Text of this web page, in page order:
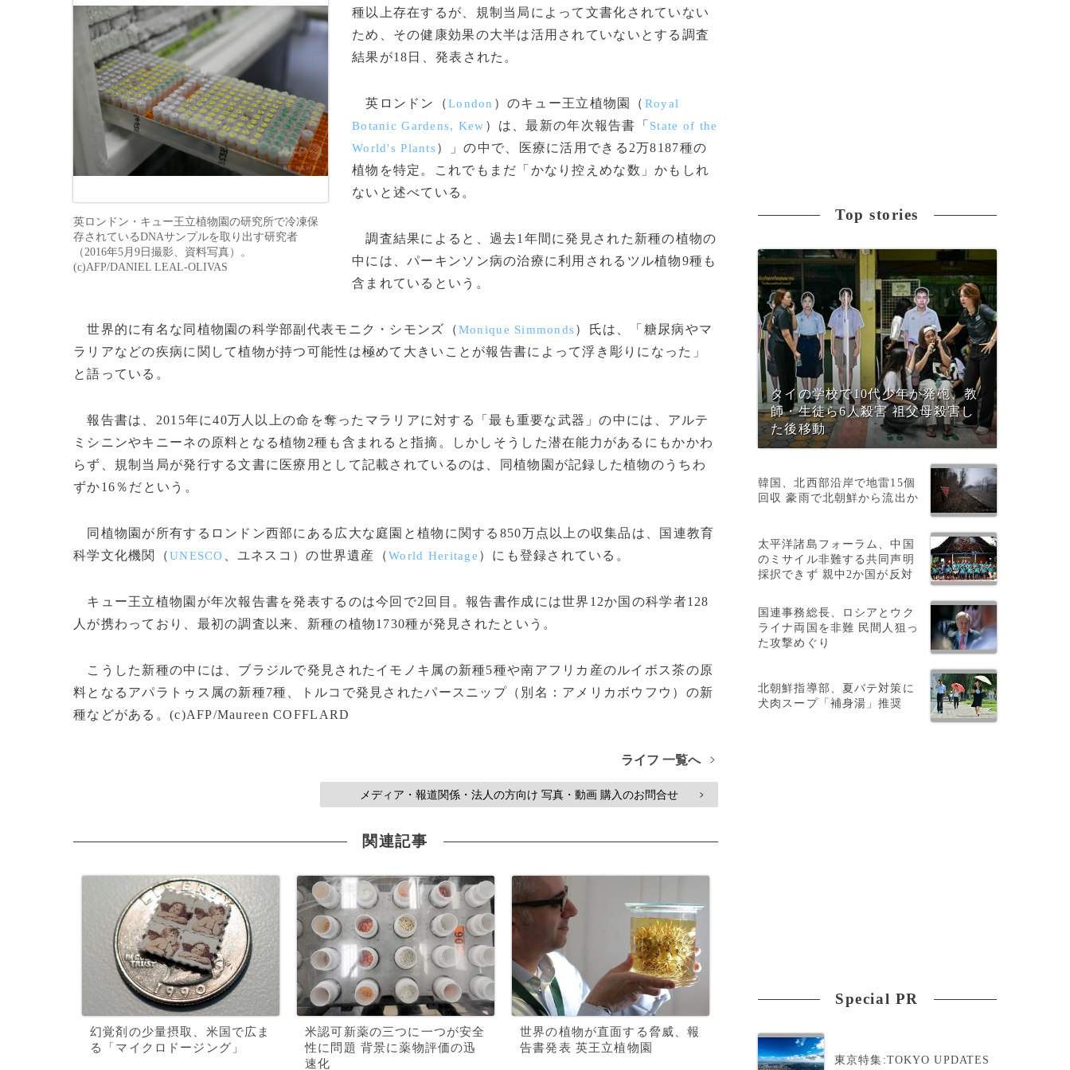
英ロンドン・キュー王立植物園の研究所で冷凍保
存されているDNAサンプルを取り出す研究者
（2016年5月9日撮影、資料写真）。
(c)AFP/DANIEL LEAL-OLIVAS
種以上存在するが、規制当局によって文書化されていない
ため、その健康効果の大半は活用されていないとする調査
結果が18日、発表された。
英ロンドン（London ）のキュー王立植物園（ Royal
Botanic Gardens, Kew ）は、最新の年次報告書「 State of the
World's Plants）」の中で、医療に活用できる2万8187種の
植物を特定。これでもまだ「かなり控えめな数」かもしれ
ないと述べている。
調査結果によると、過去1年間に発見された新種の植物の
中には、パーキンソン病の治療に利用されるツル植物9種も
含まれているという。
世界的に有名な同植物園の科学部副代表モニク・シモンズ（Monique Simmonds）氏は、「糖尿病やマ
ラリアなどの疾病に関して植物が持つ可能性は極めて大きいことが報告書によって浮き彫りになった」
と語っている。
報告書は、2015年に40万人以上の命を奪ったマラリアに対する「最も重要な武器」の中には、アルテ
ミシニンやキニーネの原料となる植物2種も含まれると指摘。しかしそうした潜在能力があるにもかかわ
らず、規制当局が発行する文書に医療用として記載されているのは、同植物園が記録した植物のうちわ
ずか16％だという。
同植物園が所有するロンドン西部にある広大な庭園と植物に関する850万点以上の収集品は、国連教育
科学文化機関（UNESCO 、ユネスコ）の世界遺産（World Heritage ）にも登録されている。
キュー王立植物園が年次報告書を発表するのは今回で2回目。報告書作成には世界12か国の科学者128
人が携わっており、最初の調査以来、新種の植物1730種が発見されたという。
こうした新種の中には、ブラジルで発見されたイモノキ属の新種5種や南アフリカ産のルイボス茶の原
料となるアパラトゥス属の新種7種、トルコで発見されたパースニップ（別名：アメリカボウフウ）の新
種などがある。(c)AFP/Maureen COFFLARD
ライフ 一覧へ >
メディア・報道関係・法人の方向け 写真・動画 購入のお問合せ >
関連記事
幻覚剤の少量摂取、米国で広ま
る「マイクロドージング」
米認可新薬の三つに一つが安全
性に問題 背景に薬物評価の迅
速化
世界の植物が直面する脅威、報
告書発表 英王立植物園
Top stories
タイの学校で10代少年が発砲、教
師・生徒ら6人殺害 祖父母殺害し
た後移動
韓国、北西部沿岸で地雷15個
回収 豪雨で北朝鮮から流出か
太平洋諸島フォーラム、中国
のミサイル非難する共同声明
採択できず 親中2か国が反対
国連事務総長、ロシアとウク
ライナ両国を非難 民間人狙っ
た攻撃めぐり
北朝鮮指導部、夏バテ対策に
犬肉スープ「補身湯」推奨
Special PR
東京特集:TOKYO UPDATES